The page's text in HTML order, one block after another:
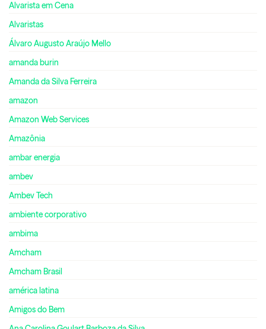
Alvarista em Cena
Alvaristas
Álvaro Augusto Araújo Mello
amanda burin
Amanda da Silva Ferreira
amazon
Amazon Web Services
Amazônia
ambar energia
ambev
Ambev Tech
ambiente corporativo
ambima
Amcham
Amcham Brasil
américa latina
Amigos do Bem